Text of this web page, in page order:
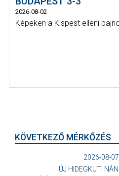
2026-08-02
Képeken a Kispest elleni
KÖVETKEZŐ MÉRKŐZÉS
2026-08-
ÚJ HIDEGKUTI